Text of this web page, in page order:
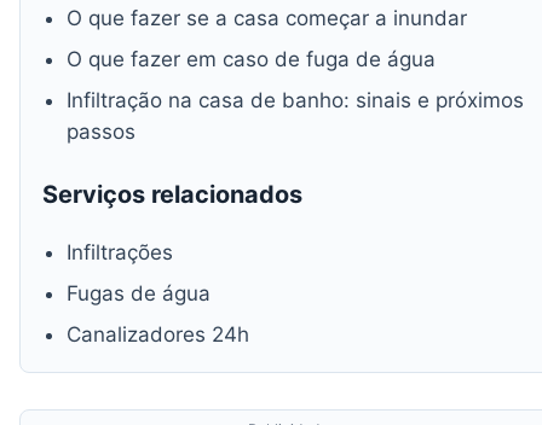
O que fazer se a casa começar a inundar
O que fazer em caso de fuga de água
Infiltração na casa de banho: sinais e próximos
passos
Serviços relacionados
Infiltrações
Fugas de água
Canalizadores 24h